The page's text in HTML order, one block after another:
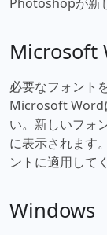
Microsoft
必要なフォント
Microsoft Word
い。新しいフォ
に表示されます
ントに適用して
Windows